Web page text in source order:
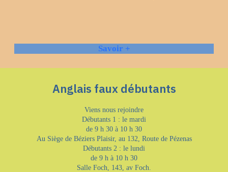
Savoir +
Anglais faux débutants
Viens nous rejoindre
Débutants 1 : le mardi
de 9 h 30 à 10 h 30
Au Siège de Béziers Plaisir, au 132, Route de Pézenas
Débutants 2 : le lundi
de 9 h à 10 h 30
Salle Foch, 143, av Foch.